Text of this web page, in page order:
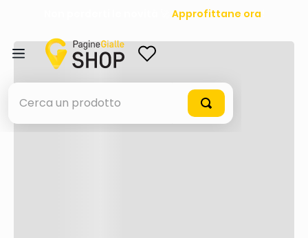
Approfittane ora
Cerca un prodotto